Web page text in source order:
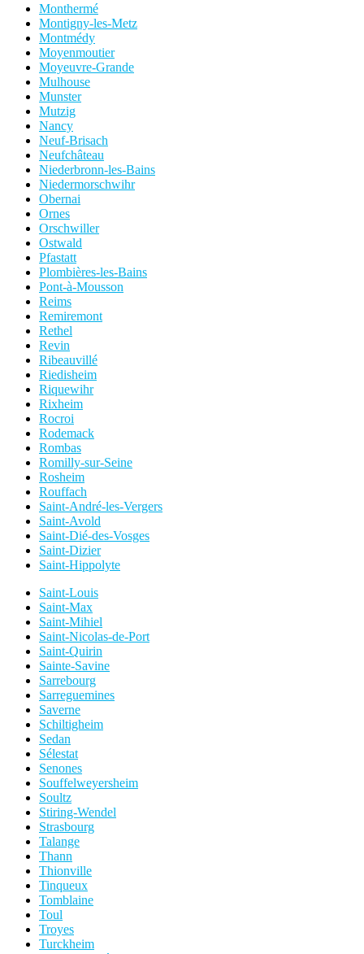
Monthermé
Montigny-les-Metz
Montmédy
Moyenmoutier
Moyeuvre-Grande
Mulhouse
Munster
Mutzig
Nancy
Neuf-Brisach
Neufchâteau
Niederbronn-les-Bains
Niedermorschwihr
Obernai
Ornes
Orschwiller
Ostwald
Pfastatt
Plombières-les-Bains
Pont-à-Mousson
Reims
Remiremont
Rethel
Revin
Ribeauvillé
Riedisheim
Riquewihr
Rixheim
Rocroi
Rodemack
Rombas
Romilly-sur-Seine
Rosheim
Rouffach
Saint-André-les-Vergers
Saint-Avold
Saint-Dié-des-Vosges
Saint-Dizier
Saint-Hippolyte
Saint-Louis
Saint-Max
Saint-Mihiel
Saint-Nicolas-de-Port
Saint-Quirin
Sainte-Savine
Sarrebourg
Sarreguemines
Saverne
Schiltigheim
Sedan
Sélestat
Senones
Souffelweyersheim
Soultz
Stiring-Wendel
Strasbourg
Talange
Thann
Thionville
Tinqueux
Tomblaine
Toul
Troyes
Turckheim